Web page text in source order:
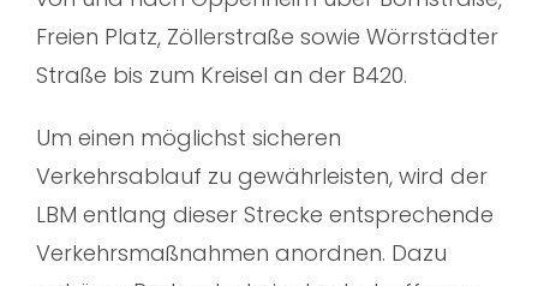
Freien Platz, Zöllerstraße sowie Wörrstädter
Straße bis zum Kreisel an der B420.
Um einen möglichst sicheren
Verkehrsablauf zu gewährleisten, wird der
LBM entlang dieser Strecke entsprechende
Verkehrsmaßnahmen anordnen. Dazu